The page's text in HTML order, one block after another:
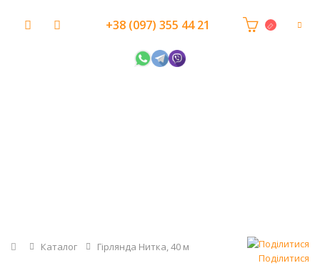
+38 (097) 355 44 21
Головна
Каталог
Гірлянда Нитка, 40 м
Поділитися